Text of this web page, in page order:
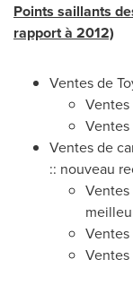
Points saillants
rapport à 2012)
Ventes de
Ventes
Ventes de
:: nouveau
Ventes
Ventes
Ventes